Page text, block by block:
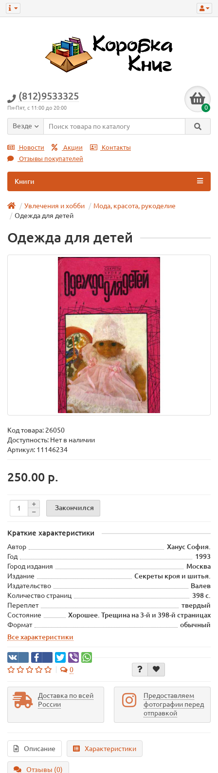
(812)9533325
Пн-Пят, с 11:00 до 20:00 0
Везде
Новости Акции
Контакты
Отзывы покупателей
Книги
Увлечения и хобби
Мода, красота, рукоделие
Одежда для детей
Одежда для детей
Код товара: 26050
Доступность: Нет в наличии
Артикул: 11146234
250.00 р.
Закончился
Краткие характеристики
Автор
Ханус София.
Год
1993
Город издания
Москва
Издание
Секреты кроя и шитья.
Издательство
Валев
Количество страниц
398 с.
Переплет
твердый
Состояние
Хорошее. Трещина на 3-й и 398-й страницах
Формат
обычный
Все характеристики
0
Доставка по всей
России
Предоставляем
фотографии перед
отправкой
Описание Характеристики
Отзывы (0)